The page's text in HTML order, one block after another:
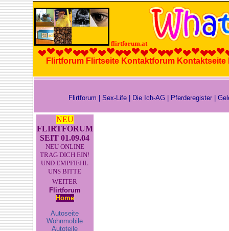
flirtforum.at
Flirtforum Flirtseite Kontaktforum
Flirtforum Sex-Life Die Ich-AG Pferderegister
NEU
FLIRTFORUM
SEIT 01.09.04
NEU ONLINE
TRAG DICH EIN!
UND EMPFIEHL
UNS BITTE
WEITER
Flirtforum
Home
Autoseite
Wohnmobile
Autoteile